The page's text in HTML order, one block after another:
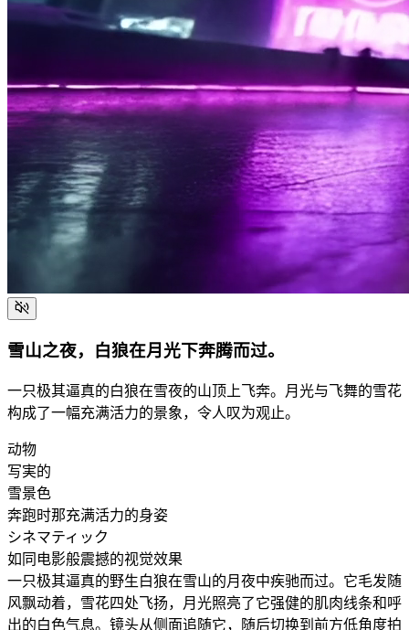
雪山之夜，白狼在月光下奔腾而过。
一只极其逼真的白狼在雪夜的山顶上飞奔。月光与飞舞的雪花
构成了一幅充满活力的景象，令人叹为观止。
动物
写実的
雪景色
奔跑时那充满活力的身姿
シネマティック
如同电影般震撼的视觉效果
一只极其逼真的野生白狼在雪山的月夜中疾驰而过。它毛发随
风飘动着，雪花四处飞扬，月光照亮了它强健的肌肉线条和呼
出的白色气息。镜头从侧面追随它，随后切换到前方低角度拍